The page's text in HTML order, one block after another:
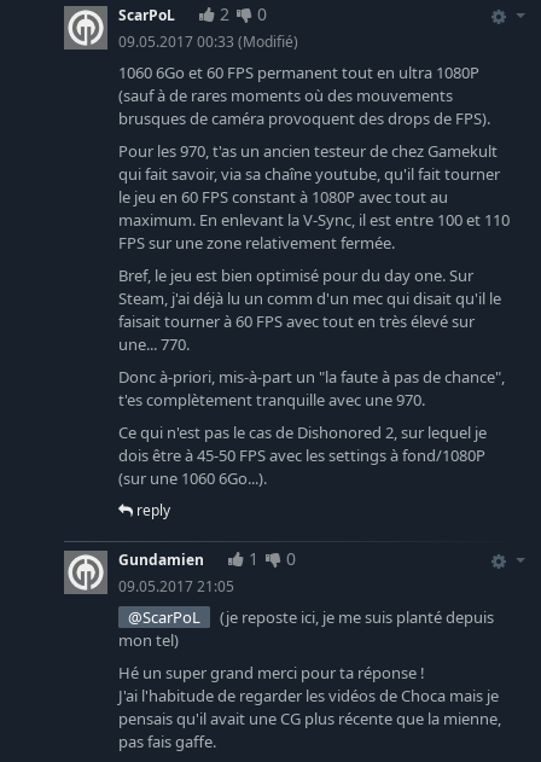
ScarPoL 2 0
09.05.2017 00:33 (Modifié)
1060 6Go et 60 FPS permanent tout en ultra 1080P
(sauf à de rares moments où des mouvements
brusques de caméra provoquent des drops de FPS).
Pour les 970, t'as un ancien testeur de chez Gamekult
qui fait savoir, via sa chaîne youtube, qu'il fait tourner
le jeu en 60 FPS constant à 1080P avec tout au
maximum. En enlevant la V-Sync, il est entre 100 et 110
FPS sur une zone relativement fermée.
Bref, le jeu est bien optimisé pour du day one. Sur
Steam, j'ai déjà lu un comm d'un mec qui disait qu'il le
faisait tourner à 60 FPS avec tout en très élevé sur
une... 770.
Donc à-priori, mis-à-part un "la faute à pas de chance",
t'es complètement tranquille avec une 970.
Ce qui n'est pas le cas de Dishonored 2, sur lequel je
dois être à 45-50 FPS avec les settings à fond/1080P
(sur une 1060 6Go...).
reply
Gundamien 1 0
09.05.2017 21:05
@ScarPoL
(je reposte ici, je me suis planté depuis
mon tel)
Hé un super grand merci ​pour ta réponse !
J'ai l'habitude de regarder les vidéos de Choca mais je
pensais qu'il avait une CG plus récente que la mienne,
pas fais gaffe.